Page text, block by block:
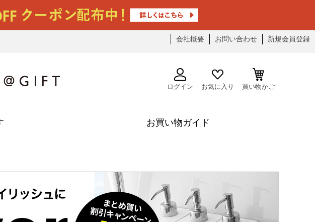
会社概要 お問い合わせ 新規会員登録
ログイン お気に入り 買い物かご
お買い物ガイド